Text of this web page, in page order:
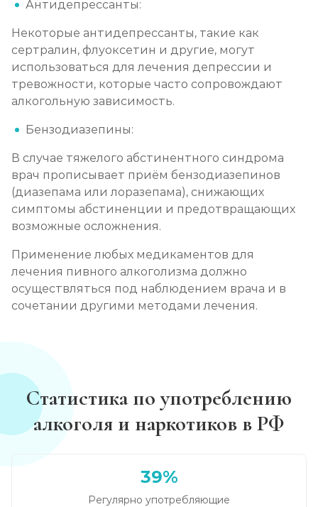
Антидепрессанты:
Некоторые антидепрессанты, такие как
сертралин, флуоксетин и другие, могут
использоваться для лечения депрессии и
тревожности, которые часто сопровождают
алкогольную зависимость.
Бензодиазепины:
В случае тяжелого абстинентного синдрома
врач прописывает приём бензодиазепинов
(диазепама или лоразепама), снижающих
симптомы абстиненции и предотвращающих
возможные осложнения.
Применение любых медикаментов для
лечения пивного алкоголизма должно
осуществляться под наблюдением врача и в
сочетании другими методами лечения.
Статистика по употреблению
алкоголя и наркотиков в РФ
39%
Регулярно употребляющие